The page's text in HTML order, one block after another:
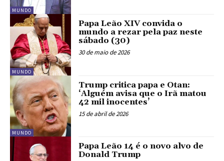
MUNDO
MUNDO
Papa Leão XIV convida o
mundo a rezar pela paz neste
sábado (30)
30 de maio de 2026
MUNDO
Trump critica papa e Otan:
‘Alguém avisa que o Irã matou
42 mil inocentes’
15 de abril de 2026
Papa Leão 14 é o novo alvo de
Donald Trump